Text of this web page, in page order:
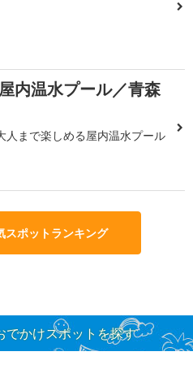
内温水プール／青森
人まで楽しめる屋内温水プール
スポットランキング
でかけスポットを探す